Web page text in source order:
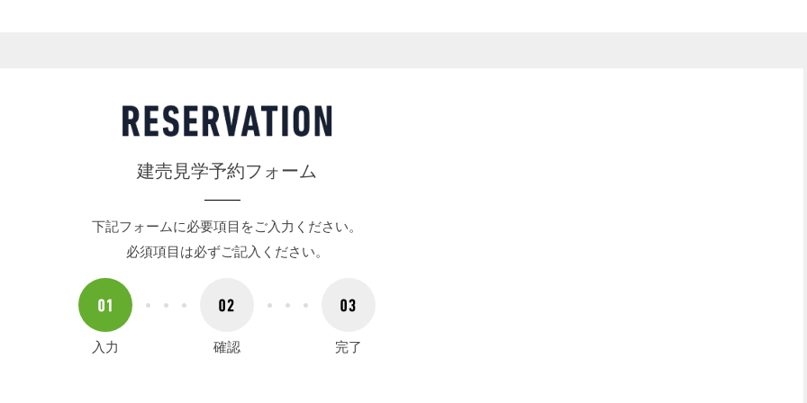
建売見学予約フォーム
下記フォームに必要項目をご入力ください。
必須項目は必ずご記入ください。
入力 確認 完了